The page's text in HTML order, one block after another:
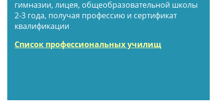
гимназии, лицея, общеобразовательной школы
2-3 года, получая профессию и сертификат
квалификации
Список профессиональных училищ